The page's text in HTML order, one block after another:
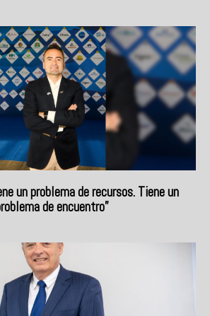
un problema de recursos. Tiene un
de encuentro”